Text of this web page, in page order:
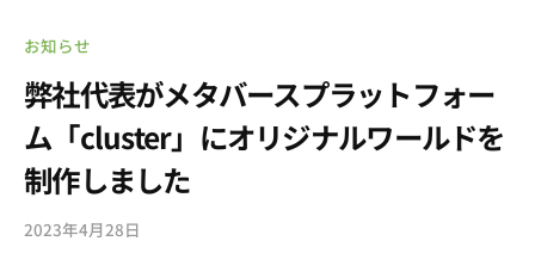
お知らせ
弊社代表がメタバースプラットフォー
ム「cluster」にオリジナルワールドを
制作しました
2023年4月28日